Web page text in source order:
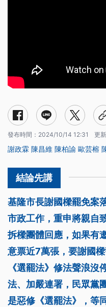
發布時間： 2024/10/14 12:31 更
謝政霖 陳昌維 陳柏諭 歐芸榕
基隆市長謝國樑罷免案
市政工作，重申將親自
拆樑團體回應，如果有
意票近7萬張，要謝國
《選罷法》修法聲浪
法、加嚴連署，民眾黨
是惡修《選罷法》，等